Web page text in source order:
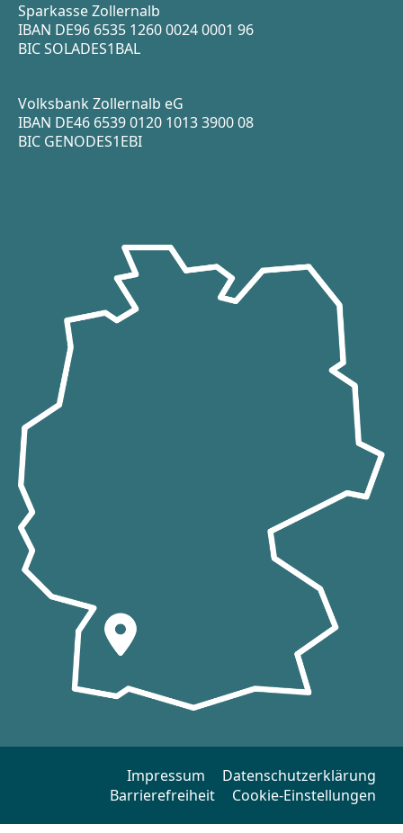
Sparkasse Zollernalb
IBAN DE96 6535 1260 0024 0001 96
BIC SOLADES1BAL
Volksbank Zollernalb eG
IBAN DE46 6539 0120 1013 3900 08
BIC GENODES1EBI
Impressum
Datenschutzerklärung
Barrierefreiheit
Cookie-Einstellungen